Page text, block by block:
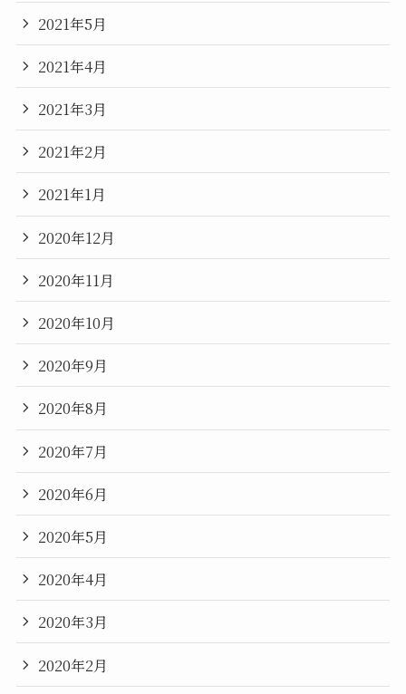
2021年5月
2021年4月
2021年3月
2021年2月
2021年1月
2020年12月
2020年11月
2020年10月
2020年9月
2020年8月
2020年7月
2020年6月
2020年5月
2020年4月
2020年3月
2020年2月